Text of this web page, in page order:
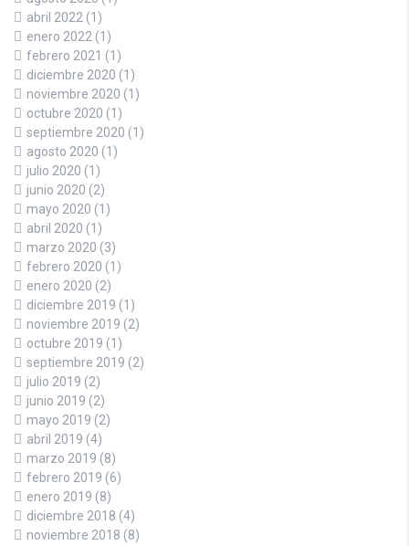
abril 2022 (1)
enero 2022 (1)
febrero 2021 (1)
diciembre 2020 (1)
noviembre 2020 (1)
octubre 2020 (1)
septiembre 2020 (1)
agosto 2020 (1)
julio 2020 (1)
junio 2020 (2)
mayo 2020 (1)
abril 2020 (1)
marzo 2020 (3)
febrero 2020 (1)
enero 2020 (2)
diciembre 2019 (1)
noviembre 2019 (2)
octubre 2019 (1)
septiembre 2019 (2)
julio 2019 (2)
junio 2019 (2)
mayo 2019 (2)
abril 2019 (4)
marzo 2019 (8)
febrero 2019 (6)
enero 2019 (8)
diciembre 2018 (4)
noviembre 2018 (8)